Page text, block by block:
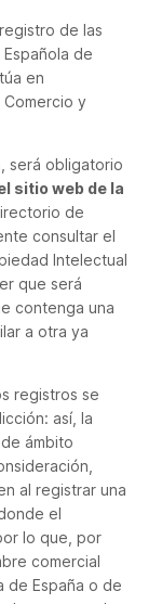
de las
Española de
en
y
será obligatorio
sitio web de la
de
consultar el
Intelectual
que será
contenga una
a otra ya
registros se
así, la
ámbito
al registrar una
el
lo que, por
comercial
de España o de